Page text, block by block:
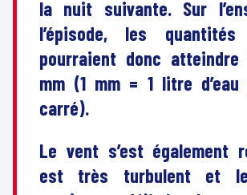
la nuit suivante. Sur
l’épisode, les
pourraient donc atteindre
mm (1 mm = 1 litre
carré).
Le vent s’est également
est très turbulent et